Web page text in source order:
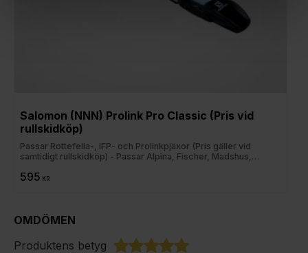
OMDÖMEN
Produktens betyg
Salomon (NNN) Prolink Pro Classic (Pris vid
rullskidköp)
Passar Rottefella-, IFP- och Prolinkpjäxor (Pris gäller vid
samtidigt rullskidköp) - Passar Alpina, Fischer, Madshus,
595 KR